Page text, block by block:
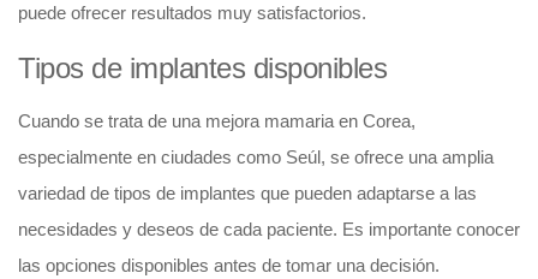
puede ofrecer resultados muy satisfactorios.
Tipos de implantes disponibles
Cuando se trata de una mejora mamaria en Corea,
especialmente en ciudades como Seúl, se ofrece una amplia
variedad de tipos de implantes que pueden adaptarse a las
necesidades y deseos de cada paciente. Es importante conocer
las opciones disponibles antes de tomar una decisión.